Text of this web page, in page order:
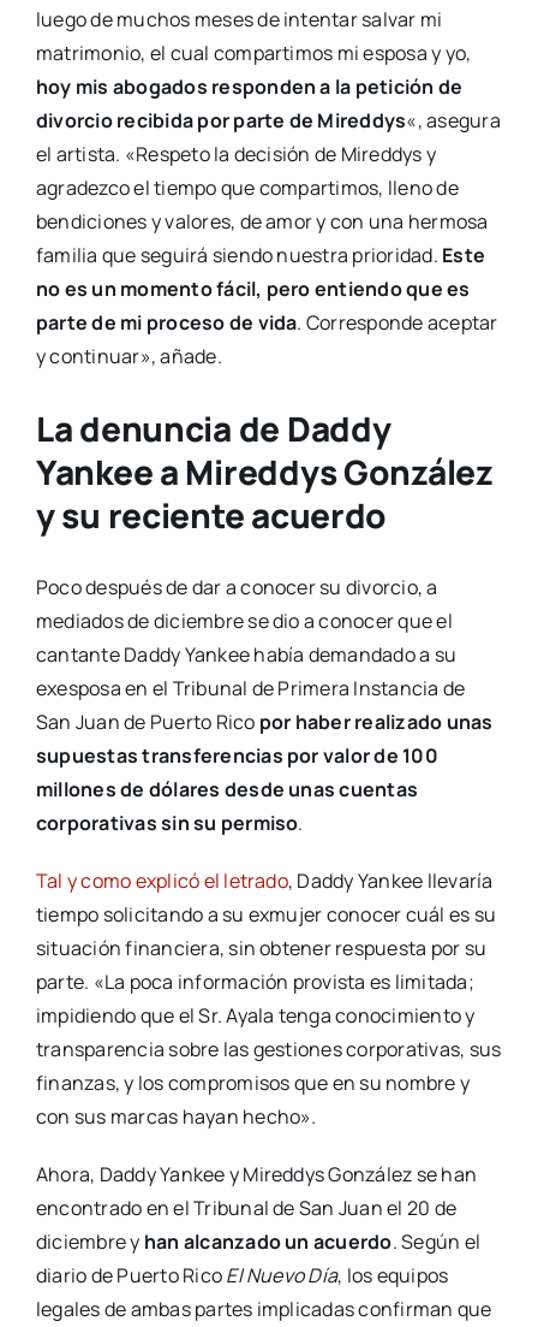
luego de muchos meses de intentar salvar mi
matrimonio, el cual compartimos mi esposa y yo,
hoy mis abogados responden a la petición de
divorcio recibida por parte de Mireddys«, asegura
el artista. «Respeto la decisión de Mireddys y
agradezco el tiempo que compartimos, lleno de
bendiciones y valores, de amor y con una hermosa
familia que seguirá siendo nuestra prioridad. Este
no es un momento fácil, pero entiendo que es
parte de mi proceso de vida. Corresponde aceptar
y continuar», añade.
La denuncia de Daddy
Yankee a Mireddys González
y su reciente acuerdo
Poco después de dar a conocer su divorcio, a
mediados de diciembre se dio a conocer que el
cantante Daddy Yankee había demandado a su
exesposa en el Tribunal de Primera Instancia de
San Juan de Puerto Rico por haber realizado unas
supuestas transferencias por valor de 100
millones de dólares desde unas cuentas
corporativas sin su permiso.
Tal y como explicó el letrado, Daddy Yankee llevaría
tiempo solicitando a su exmujer conocer cuál es su
situación financiera, sin obtener respuesta por su
parte. «La poca información provista es limitada;
impidiendo que el Sr. Ayala tenga conocimiento y
transparencia sobre las gestiones corporativas, sus
finanzas, y los compromisos que en su nombre y
con sus marcas hayan hecho».
Ahora, Daddy Yankee y Mireddys González se han
encontrado en el Tribunal de San Juan el 20 de
diciembre y han alcanzado un acuerdo. Según el
diario de Puerto RicoEl Nuevo Día, los equipos
legales de ambas partes implicadas confirman que